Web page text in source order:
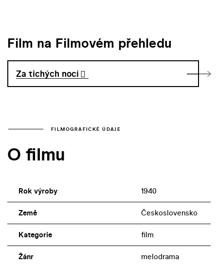
Film na Filmovém přehledu
Za tichých nocí
FILMOGRAFICKÉ ÚDAJE
O filmu
Rok výroby 1940
Země Československo
Kategorie film
Žánr melodrama